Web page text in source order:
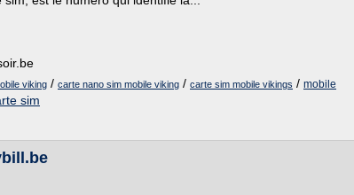
viking / carte nano sim mobile viking / carte sim mobile vikings / mobile
sim